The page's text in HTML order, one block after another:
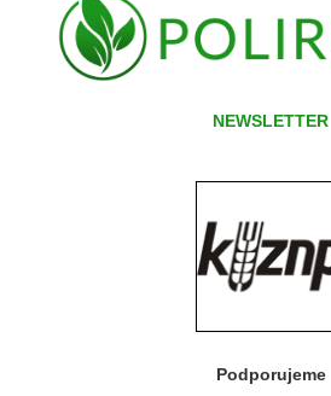
NEWSLETTER
Podporujeme